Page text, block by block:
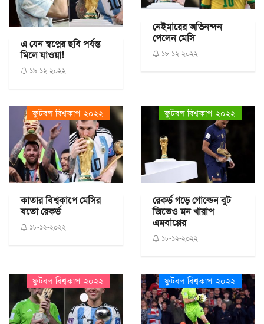
এ যেন স্বপ্নের ছবি পর্যন্ত
মিলে যাওয়া!
১৯-১২-২০২২
নেইমারের অভিনন্দন
পেলেন মেসি
১৮-১২-২০২২
ফুটবল বিশ্বকাপ ২০২২
কাতার বিশ্বকাপে মেসির
যতো রেকর্ড
১৮-১২-২০২২
ফুটবল বিশ্বকাপ ২০২২
রেকর্ড গড়ে গোল্ডেন বুট
জিতেও মন খারাপ
এমবাপ্পের
১৮-১২-২০২২
ফুটবল বিশ্বকাপ ২০২২ ফুটবল বিশ্বকাপ ২০২২